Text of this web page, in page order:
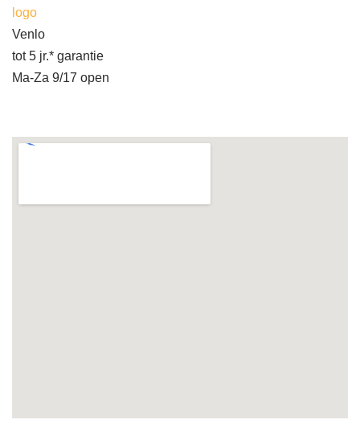
logo
Venlo
tot 5 jr.* garantie
Ma-Za 9/17 open